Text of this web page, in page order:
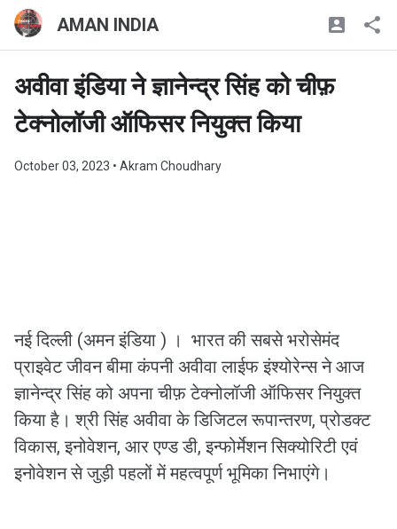
AMAN INDIA
अवीवा इंडिया ने ज्ञानेन्द्र सिंह को चीफ़
टेक्नोलॉजी ऑफिसर नियुक्त किया
October 03, 2023 • Akram Choudhary
नई दिल्ली (अमन इंडिया ) । भारत की सबसे भरोसेमंद
प्राइवेट जीवन बीमा कंपनी अवीवा लाईफ इंश्योरेन्स ने आज
ज्ञानेन्द्र सिंह को अपना चीफ़ टेक्नोलॉजी ऑफिसर नियुक्त
किया है। श्री सिंह अवीवा के डिजिटल रूपान्तरण, प्रोडक्ट
विकास, इनोवेशन, आर एण्ड डी, इन्फोर्मेशन सिक्योरिटी एवं
इनोवेशन से जुड़ी पहलों में महत्वपूर्ण भूमिका निभाएंगे।